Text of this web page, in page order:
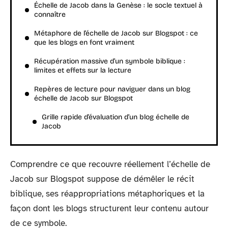
Échelle de Jacob dans la Genèse : le socle textuel à
connaître
Métaphore de l’échelle de Jacob sur Blogspot : ce
que les blogs en font vraiment
Récupération massive d’un symbole biblique :
limites et effets sur la lecture
Repères de lecture pour naviguer dans un blog
échelle de Jacob sur Blogspot
Grille rapide d’évaluation d’un blog échelle de
Jacob
Comprendre ce que recouvre réellement l’échelle de
Jacob sur Blogspot suppose de démêler le récit
biblique, ses réappropriations métaphoriques et la
façon dont les blogs structurent leur contenu autour
de ce symbole.